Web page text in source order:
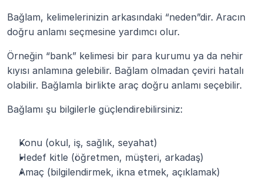
Bağlam, kelimelerinizin arkasındaki “neden”dir. Aracın
doğru anlamı seçmesine yardımcı olur.
Örneğin “bank” kelimesi bir para kurumu ya da nehir
kıyısı anlamına gelebilir. Bağlam olmadan çeviri hatalı
olabilir. Bağlamla birlikte araç doğru anlamı seçebilir.
Bağlamı şu bilgilerle güçlendirebilirsiniz:
Konu (okul, iş, sağlık, seyahat)
Hedef kitle (öğretmen, müşteri, arkadaş)
Amaç (bilgilendirmek, ikna etmek, açıklamak)